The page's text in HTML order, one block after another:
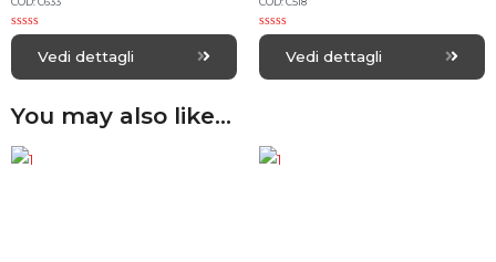
R
e
o
u
o
f
Vedi dettagli
R
e
o
f
Vedi dettagli
You may also like…